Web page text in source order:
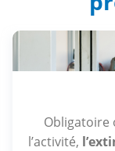
Obligatoire
l’activité,